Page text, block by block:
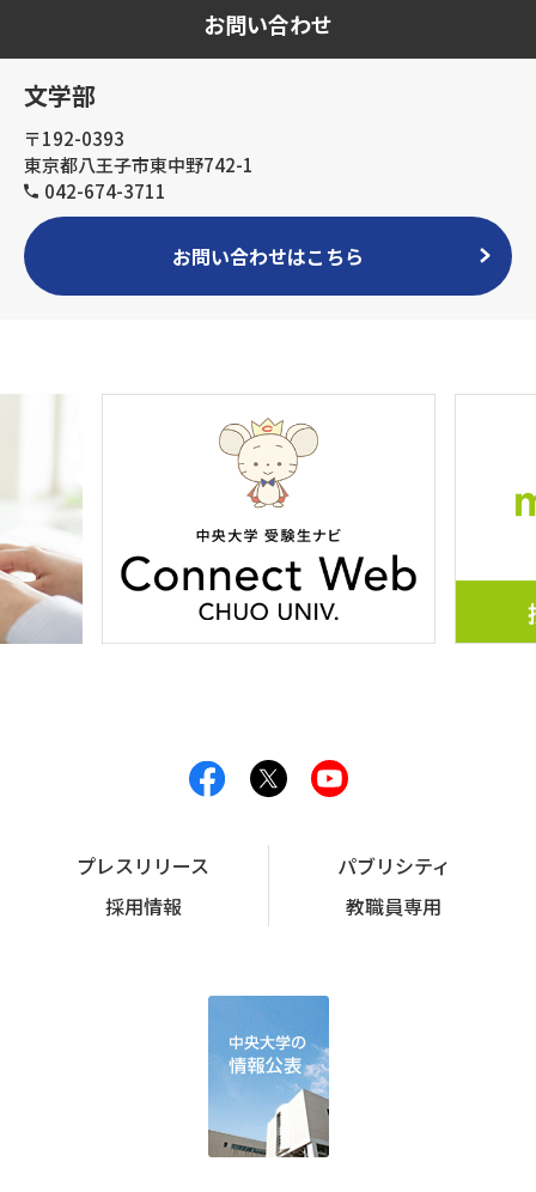
お問い合わせ
文学部
〒192-0393
東京都八王子市東中野742-1
042-674-3711
お問い合わせはこちら
プレスリリース
パブリシティ
採用情報
教職員専用